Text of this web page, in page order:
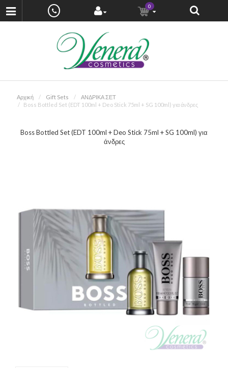
0
Αρχική Gift Sets
ΑΝΔΡΙΚΑ ΣΕΤ
Boss Bottled Set (EDT 100ml + Deo Stick 75ml + SG 100ml) για άνδρες
Boss Bottled Set (EDT 100ml + Deo Stick 75ml + SG 100ml) για
άνδρες